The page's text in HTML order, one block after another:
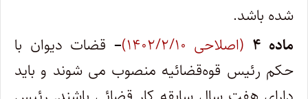
شده باشد.
ماده ۴ (اصلاحی ۱۴۰۲/۲/۱۰) – قضات دیوان با
حکم رئیس قوه‌قضائیه منصوب می شوند و باید